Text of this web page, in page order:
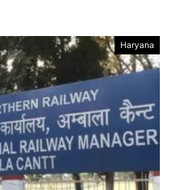
Haryana